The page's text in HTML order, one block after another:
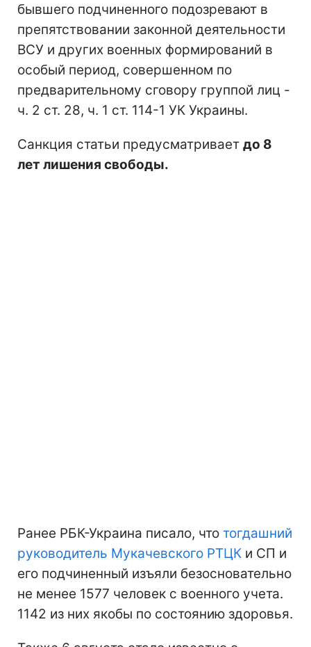
бывшего подчиненного подозревают в
препятствовании законной деятельности
ВСУ и других военных формирований в
особый период, совершенном по
предварительному сговору группой лиц -
ч. 2 ст. 28, ч. 1 ст. 114-1 УК Украины.
Санкция статьи предусматривает до 8
лет лишения свободы.
Ранее РБК-Украина писало, что тогдашний
руководитель Мукачевского РТЦК и СП и
его подчиненный изъяли безосновательно
не менее 1577 человек с военного учета.
1142 из них якобы по состоянию здоровья.